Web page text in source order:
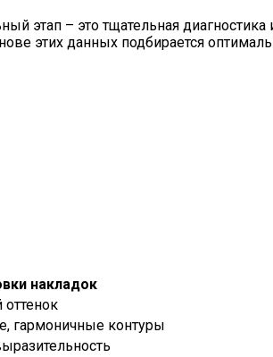
этап – это тщательная
этих данных подбирается
накладок
гармоничные контуры